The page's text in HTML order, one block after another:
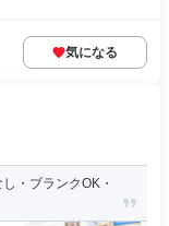
気になる
・ブランクOK・